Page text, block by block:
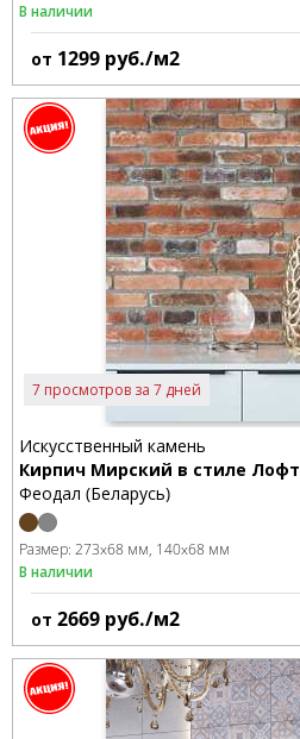
В наличии
от 1299 руб./м2
7 просмотров за 7 дней
Искусственный камень
Кирпич Мирский в стиле Лофт
Феодал (Беларусь)
Размер: 273x68 мм 140x68 мм
В наличии
от 2669 руб./м2